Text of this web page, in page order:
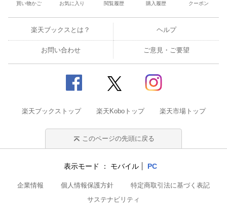
買い物かご お気に入り 閲覧履歴 購入履歴 クーポン
楽天ブックスとは？ ヘルプ
お問い合わせ ご意見・ご要望
楽天ブックストップ 楽天Koboトップ 楽天市場トップ
このページの先頭に戻る
表示モード モバイル PC
企業情報 個人情報保護方針
特定商取引法に基づく表記
サステナビリティ